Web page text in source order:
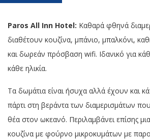
Paros All Inn Hotel: Καθαρά φθηνά
διαθέτουν κουζίνα, μπάνιο, μπαλκόνι,
και δωρεάν πρόσβαση wifi. Ιδανικό για
κάθε ηλικία.
Τα δωμάτια είναι ήσυχα αλλά έχουν και
πάρτι στη βεράντα των διαμερισμάτων
θέα στον ωκεανό. Περιλαμβάνει επίσης
κουζίνα με φούρνο μικροκυμάτων με